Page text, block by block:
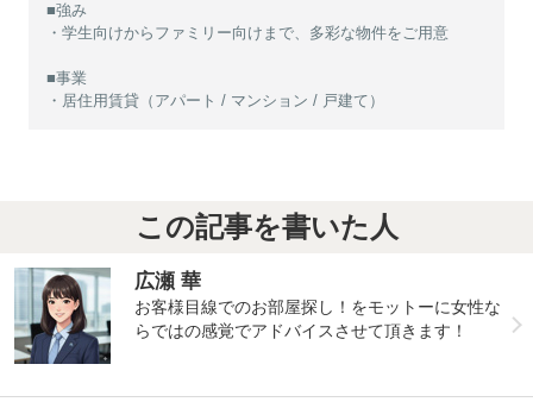
■強み
・学生向けからファミリー向けまで、多彩な物件をご用意
■事業
・居住用賃貸（アパート / マンション / 戸建て）
この記事を書いた人
広瀬 華
お客様目線でのお部屋探し！をモットーに女性な
らではの感覚でアドバイスさせて頂きます！